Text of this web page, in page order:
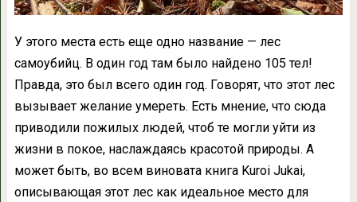
У этого места есть еще одно название — лес
самоубийц. В один год там было найдено 105 тел!
Правда, это был всего один год. Говорят, что этот лес
вызывает желание умереть. Есть мнение, что сюда
приводили пожилых людей, чтоб те могли уйти из
жизни в покое, наслаждаясь красотой природы. А
может быть, во всем виновата книга Kuroi Jukai,
описывающая этот лес как идеальное место для